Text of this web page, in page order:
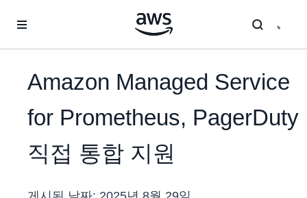
Amazon Managed Service
for Prometheus, PagerDuty
직접 통합 지원